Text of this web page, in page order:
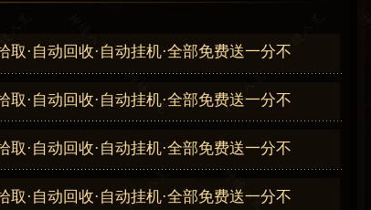
·自动回收·自动挂机·全部免费送一分不
·自动回收·自动挂机·全部免费送一分不
·自动回收·自动挂机·全部免费送一分不
·自动回收·自动挂机·全部免费送一分不